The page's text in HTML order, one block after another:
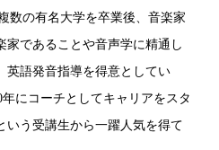
数の有名大学を卒業後、音楽家
家であることや音声学に精通し
英語発音指導を得意としてい
年にコーチとしてキャリアをスタ
いう受講生から一躍人気を得て